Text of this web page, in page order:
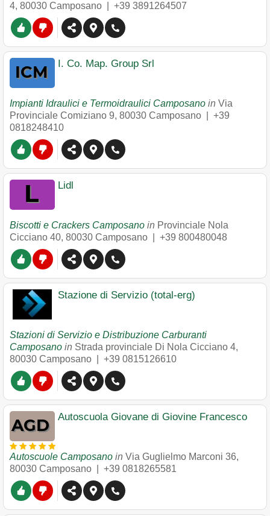
4, 80030 Camposano +39 3891264507
I. Co. Map. Group Srl
Impianti Idraulici e Termoidraulici Camposano in Via
Provinciale Comiziano 9, 80030 Camposano
+39
0818248410
Lidl
Biscotti e Crackers Camposano in Provinciale Nola
Cicciano 40, 80030 Camposano +39 800480048
Stazione di Servizio (total-erg)
Stazioni di Servizio e Distribuzione Carburanti
Camposano in Strada provinciale Di Nola Cicciano 4,
80030 Camposano +39 0815126610
Autoscuola Giovane di Giovine Francesco
Autoscuole Camposano in Via Guglielmo Marconi 36,
80030 Camposano +39 0818265581